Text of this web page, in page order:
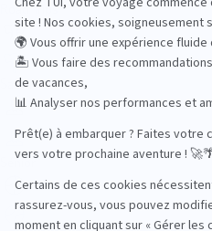
Road Trips
Safari
Sénior